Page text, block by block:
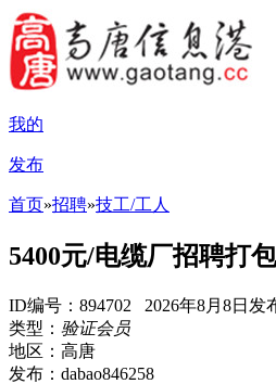
我的
发布
首页»招聘»技工/工人
5400元/电缆厂招聘打
ID编号：894702 2026年8月8日发
类型： 验证会员
地区：高唐
发布：dabao846258